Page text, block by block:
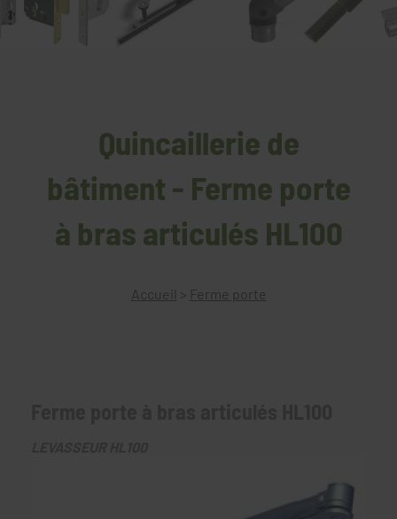
Quincaillerie de
bâtiment - Ferme porte
à bras articulés HL100
Accueil > Ferme porte